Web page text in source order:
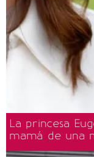
La princesa
mamá de una